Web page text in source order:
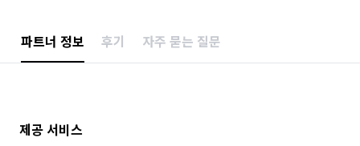
파트너 정보 후기 자주 묻는 질문
제공 서비스